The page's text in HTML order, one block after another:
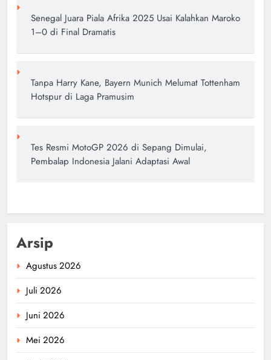
Senegal Juara Piala Afrika 2025 Usai Kalahkan Maroko
1–0 di Final Dramatis
Tanpa Harry Kane, Bayern Munich Melumat Tottenham
Hotspur di Laga Pramusim
Tes Resmi MotoGP 2026 di Sepang Dimulai,
Pembalap Indonesia Jalani Adaptasi Awal
Arsip
Agustus 2026
Juli 2026
Juni 2026
Mei 2026